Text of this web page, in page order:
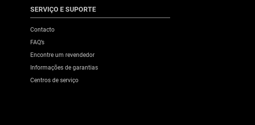
SERVIÇO E SUPORTE
Contacto
FAQ’s
Encontre um revendedor
Informações de garantias
Centros de serviço